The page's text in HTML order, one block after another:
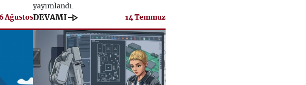
6 Ağustos
yayımlandı.
DEVAMI line_end_arrow 14 Temmuz